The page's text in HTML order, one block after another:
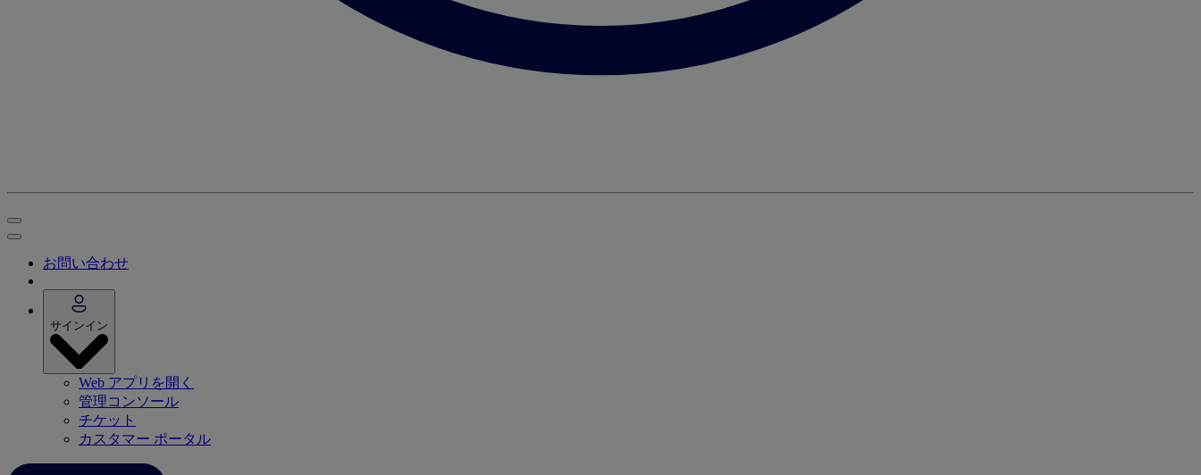
お問い合わせ
サインイン
Web アプリを開く
管理コンソール
チケット
カスタマー ポータル